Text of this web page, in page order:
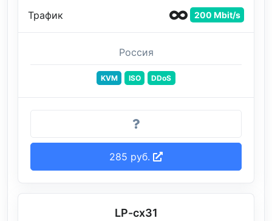
Трафик 200 Mbit/s
Россия
KVM ISO DDoS
285 руб.
LP-cx31